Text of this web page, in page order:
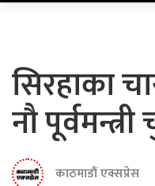
सिरहाका
नौ
काठमाडौं एक्सप्रेस